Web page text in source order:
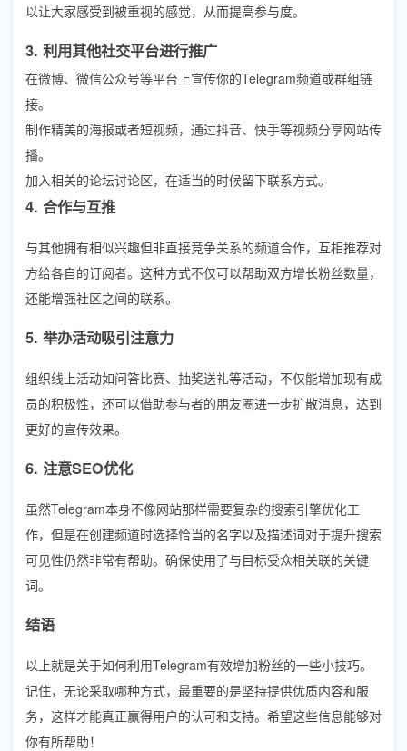
以让大家感受到被重视的感觉，从而提高参与度。
3. 利用其他社交平台进行推广
在微博、微信公众号等平台上宣传你的Telegram频道或群组链
接。
制作精美的海报或者短视频，通过抖音、快手等视频分享网站传
播。
加入相关的论坛讨论区，在适当的时候留下联系方式。
4. 合作与互推
与其他拥有相似兴趣但非直接竞争关系的频道合作，互相推荐对
方给各自的订阅者。这种方式不仅可以帮助双方增长粉丝数量，
还能增强社区之间的联系。
5. 举办活动吸引注意力
组织线上活动如问答比赛、抽奖送礼等活动，不仅能增加现有成
员的积极性，还可以借助参与者的朋友圈进一步扩散消息，达到
更好的宣传效果。
6. 注意SEO优化
虽然Telegram本身不像网站那样需要复杂的搜索引擎优化工
作，但是在创建频道时选择恰当的名字以及描述词对于提升搜索
可见性仍然非常有帮助。确保使用了与目标受众相关联的关键
词。
结语
以上就是关于如何利用Telegram有效增加粉丝的一些小技巧。
记住，无论采取哪种方式，最重要的是坚持提供优质内容和服
务，这样才能真正赢得用户的认可和支持。希望这些信息能够对
你有所帮助！